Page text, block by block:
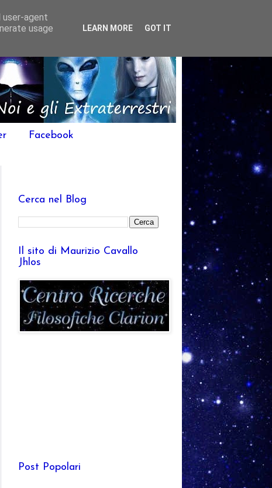
Facebook
Cerca nel Blog
Il sito di Maurizio Cavallo
Jhlos
Post Popolari
user-agent
usage
LEARN MORE GOT IT